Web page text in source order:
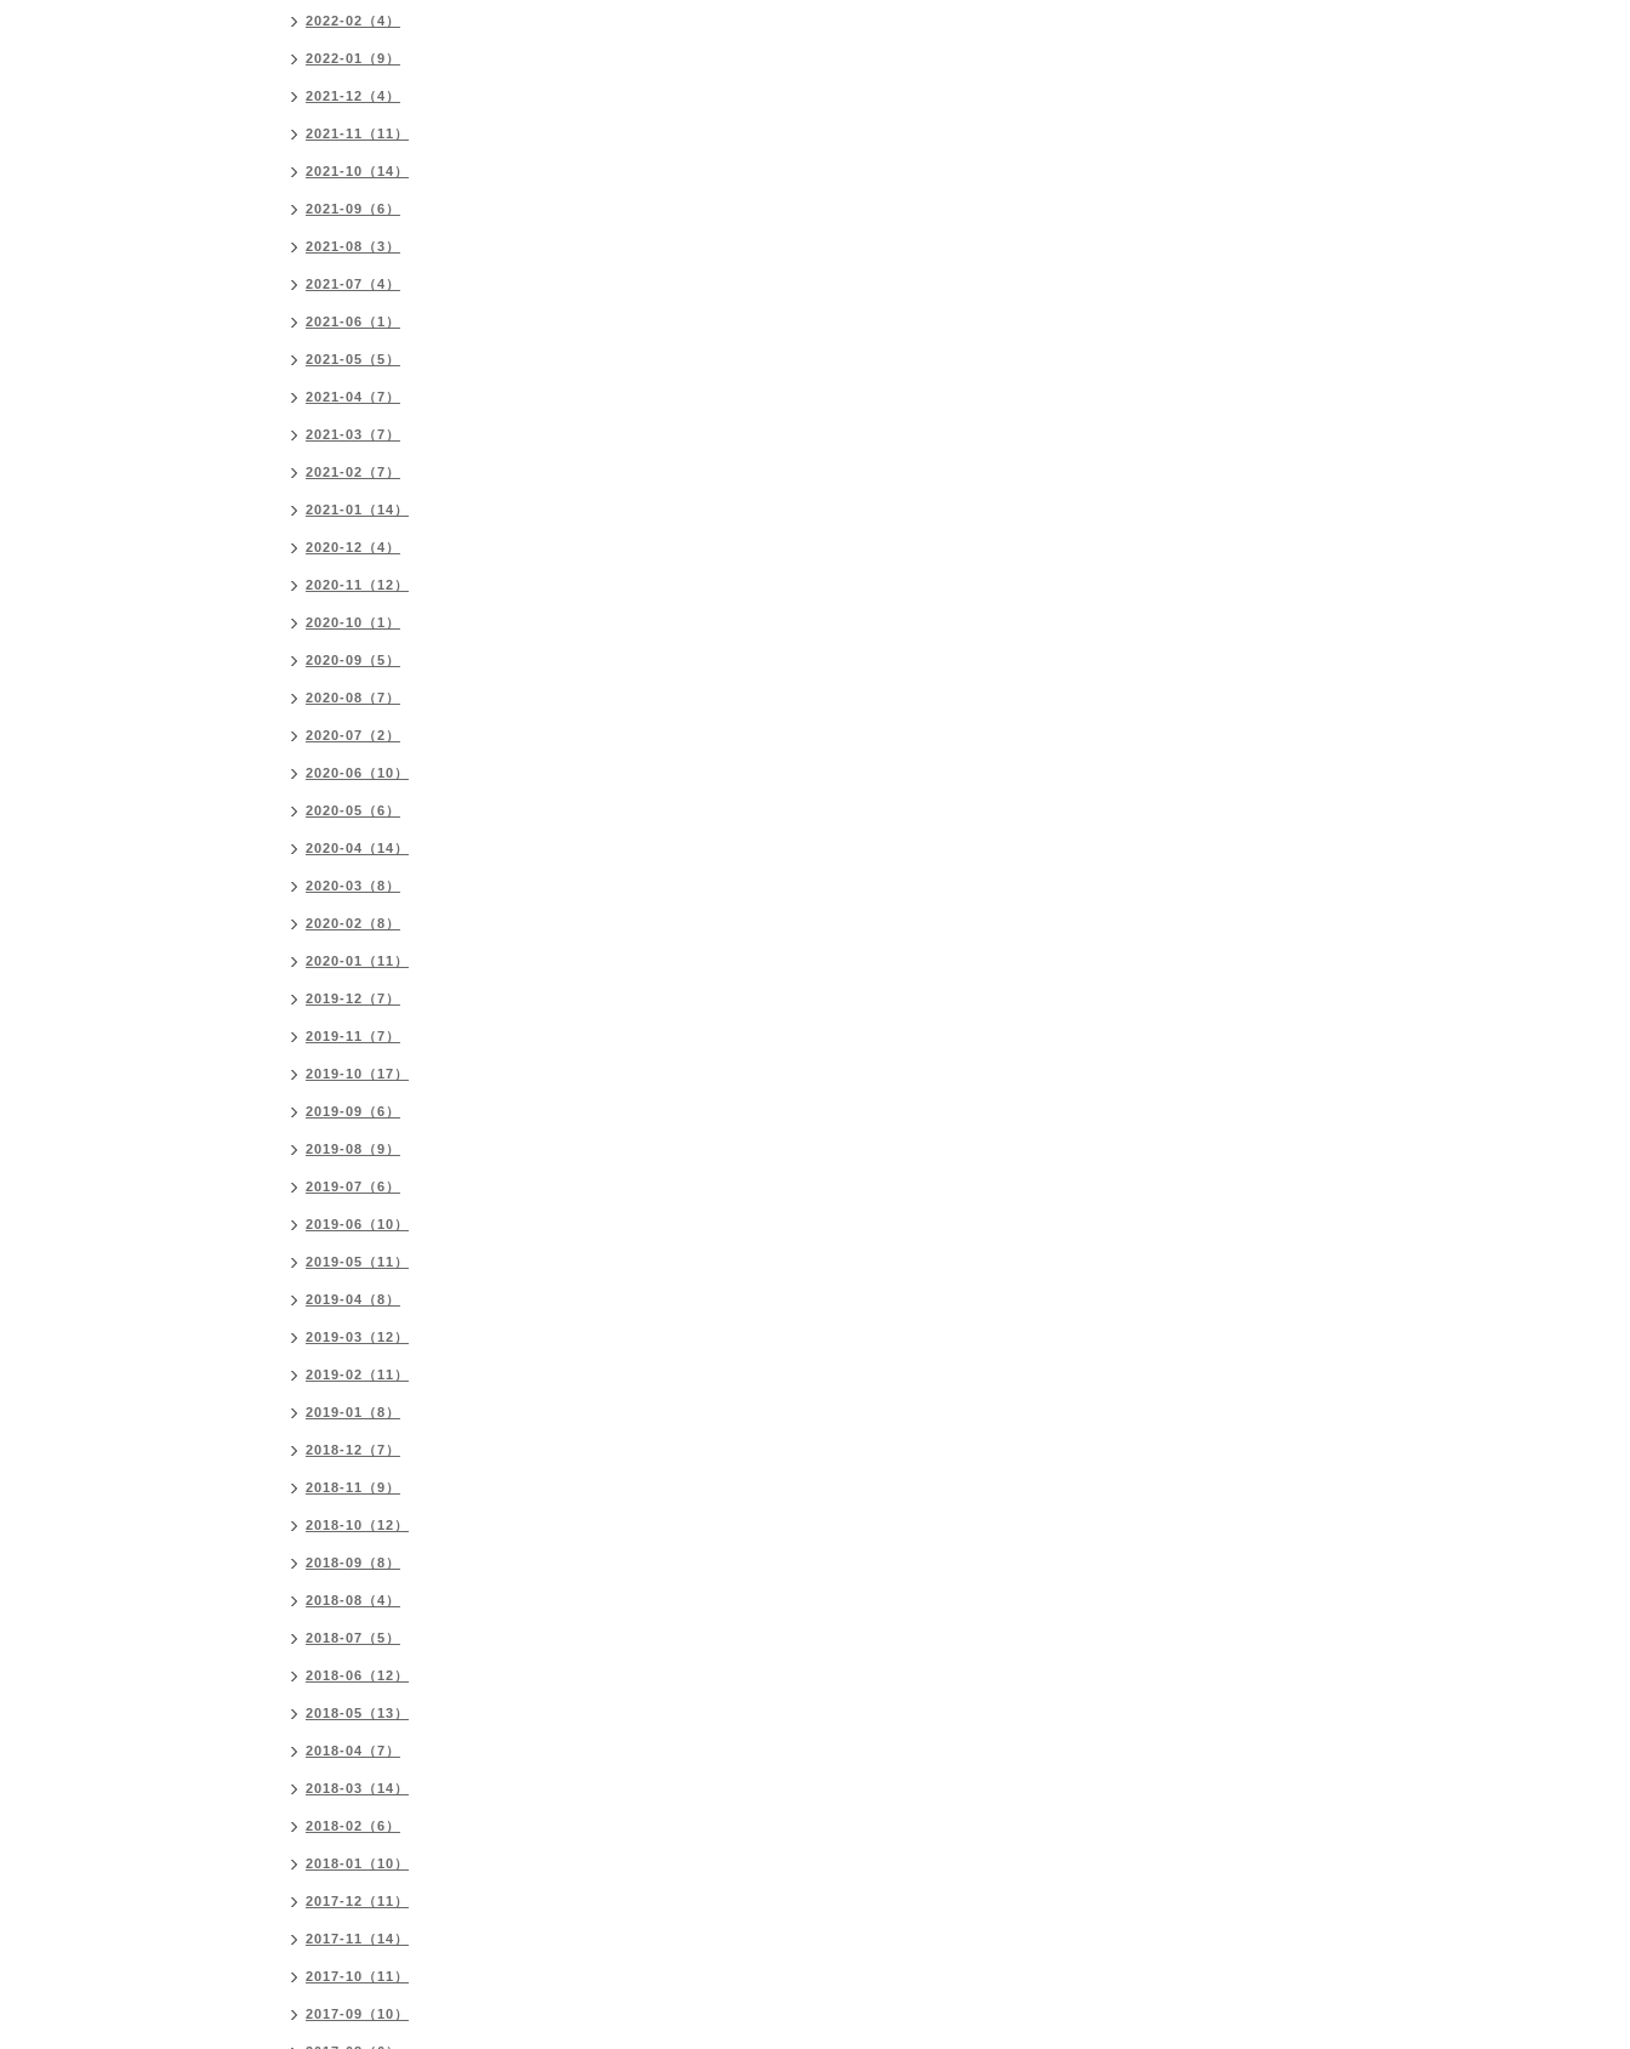
2022-02（4）
2022-01（9）
2021-12（4）
2021-11（11）
2021-10（14）
2021-09（6）
2021-08（3）
2021-07（4）
2021-06（1）
2021-05（5）
2021-04（7）
2021-03（7）
2021-02（7）
2021-01（14）
2020-12（4）
2020-11（12）
2020-10（1）
2020-09（5）
2020-08（7）
2020-07（2）
2020-06（10）
2020-05（6）
2020-04（14）
2020-03（8）
2020-02（8）
2020-01（11）
2019-12（7）
2019-11（7）
2019-10（17）
2019-09（6）
2019-08（9）
2019-07（6）
2019-06（10）
2019-05（11）
2019-04（8）
2019-03（12）
2019-02（11）
2019-01（8）
2018-12（7）
2018-11（9）
2018-10（12）
2018-09（8）
2018-08（4）
2018-07（5）
2018-06（12）
2018-05（13）
2018-04（7）
2018-03（14）
2018-02（6）
2018-01（10）
2017-12（11）
2017-11（14）
2017-10（11）
2017-09（10）